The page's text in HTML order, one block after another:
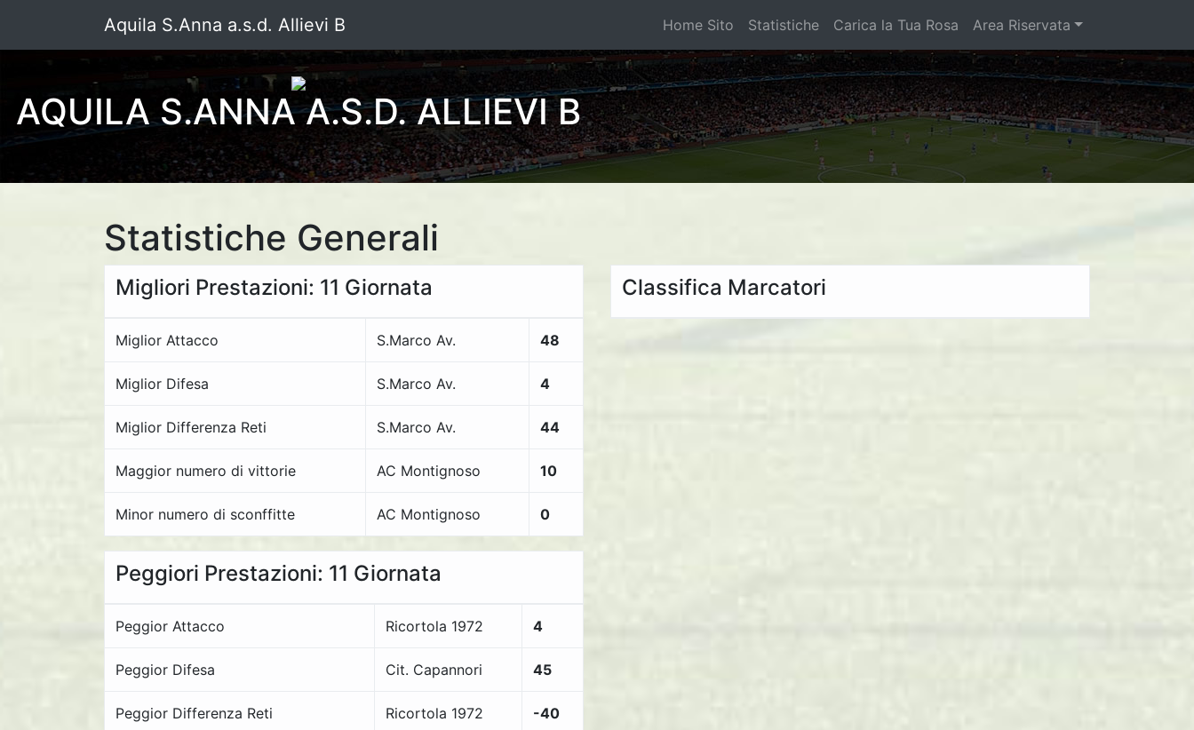
Aquila S.Anna a.s.d. Allievi B Home Sito Statistiche Carica la Tua Rosa Area Riservata
AQUILA S.ANNA A.S.D. ALLIEVI B
Statistiche Generali
Migliori Prestazioni: 11 Giornata
Miglior Attacco S.Marco Av. 48
Miglior Difesa S.Marco Av. 4
Miglior Differenza Reti S.Marco Av. 44
Maggior numero di vittorie AC Montignoso 10
Minor numero di sconffitte AC Montignoso 0
Peggiori Prestazioni: 11 Giornata
Peggior Attacco Ricortola 1972 4
Peggior Difesa Cit. Capannori 45
Peggior Differenza Reti Ricortola 1972 -40
Classifica Marcatori